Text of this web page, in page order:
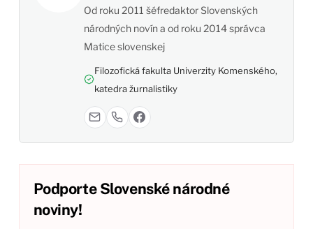
Od roku 2011 šéfredaktor Slovenských
národných novín a od roku 2014 správca
Matice slovenskej
Filozofická fakulta Univerzity Komenského,
katedra žurnalistiky
Podporte Slovenské národné
noviny!